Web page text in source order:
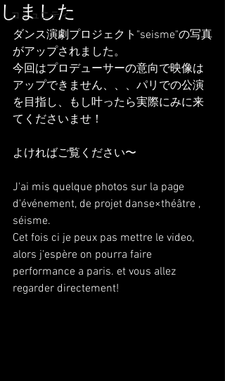
コミュニティ
しました
ダンス演劇プロジェクト"seisme"の写真
がアップされました。
今回はプロデューサーの意向で映像は
アップできません、、、パリでの公演
を目指し、もし叶ったら実際にみに来
てくださいませ！
よければご覧ください〜
J'ai mis quelque photos sur la page
d'événement, de projet danse×théâtre ,
séisme.
Cet fois ci je peux pas mettre le video,
alors j'espère on pourra faire
performance a paris. et vous allez
regarder directement!